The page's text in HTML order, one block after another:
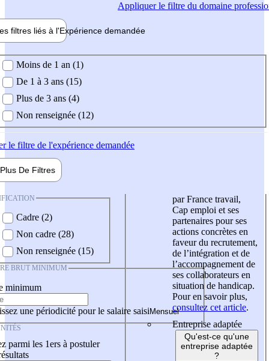
Appliquerle filtre du domaine
filtres liés à l'Expérience demandée
demandée
Moins de 1 an (1)
De 1 à 3 ans (15)
Plus de 3 ans (4)
Non renseignée (12)
le filtre de l'expérience demandée
Plus De Filtres
Cadre (2)
Non cadre (28)
Non renseignée (15)
BRUT MINIMUM
minimum
une périodicité pour le salaire saisi
parmi les 1ers à postuler
par France travail,
Cap emploi et ses
partenaires pour ses
actions concrètes en
faveur du recrutement,
de l’intégration et de
l’accompagnement de
ses collaborateurs en
situation de handicap.
Pour en savoir plus,
consultez cet article.
Entreprise adaptée
Qu'est-ce qu'une
entreprise adaptée
?